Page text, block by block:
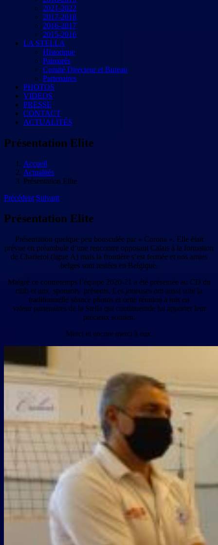
2021-2022
2017-2018
2016-2017
2015-2016
LA STELLA
Historique
Palmarès
Comité Directeur et Bureau
Partenaires
PHOTOS
VIDEOS
PRESSE
CONTACT
ACTUALITÉS
Présentation Elite
Accueil
Actualités
Présentation Elite
Précédent Suivant
Présentation Elite
Présentation quelque peu bousculée par « Corona ». Elle était
prévue en préambule d’une rencontre opposant Calais à la formation
de Charleroi (ligue A) mais la frontière s’est fermée et nos amies
belges sont restées en Belgique.
Malgré ce contretemps l’équipe 2020-21 a été présentée au CD du
club et aux sponsors présents. Les joueuses ont aussi subi la
traditionnelle séance photos et cette réunion a mis en
valeur partenaires de la Stella qui continuentde lui apporter leur
précieux soutien.
Merci et encore merci à eux.